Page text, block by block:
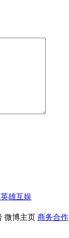
英雄互娱
微博主页 商务合作